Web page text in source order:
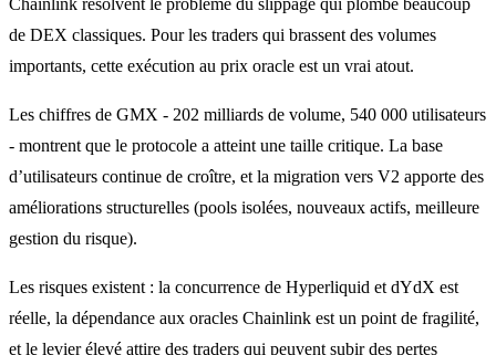
de DEX classiques. Pour les traders qui brassent des volumes
importants, cette exécution au prix oracle est un vrai atout.
Les chiffres de GMX - 202 milliards de volume, 540 000 utilisateurs
- montrent que le protocole a atteint une taille critique. La base
d’utilisateurs continue de croître, et la migration vers V2 apporte des
améliorations structurelles (pools isolées, nouveaux actifs, meilleure
gestion du risque).
Les risques existent : la concurrence de Hyperliquid et dYdX est
réelle, la dépendance aux oracles Chainlink est un point de fragilité,
et le levier élevé attire des traders qui peuvent subir des pertes